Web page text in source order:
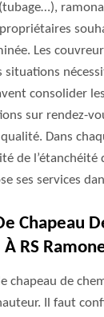
Les
situations
consolider
sur rendez-
Dans
de l’étanchéité
ses services
Chapeau
RS
chapeau de
Il faut